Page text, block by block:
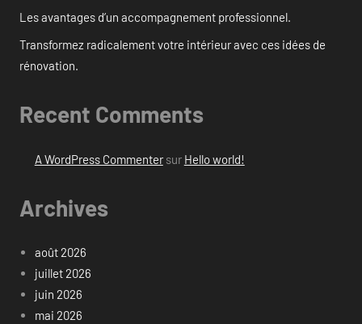
Les avantages d’un accompagnement professionnel.
Transformez radicalement votre intérieur avec ces idées de
rénovation.
Recent Comments
A WordPress Commentersur Hello world!
Archives
août 2026
juillet 2026
juin 2026
mai 2026